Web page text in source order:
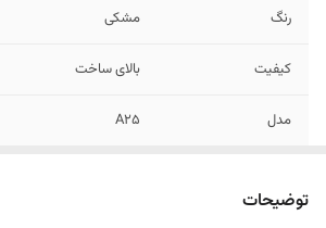
رنگ مشکی
کیفیت بالای ساخت
مدل A25
توضیحات